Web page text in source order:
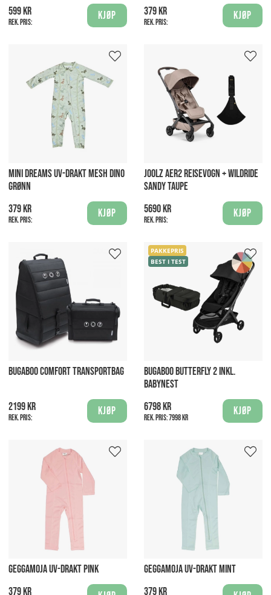
599 kr
Rek. pris:
Kjøp
379 kr
Rek. pris:
Kjøp
MINI DREAMS UV-DRAKT MESH DINO
GRØNN
379 kr
Rek. pris:
Kjøp
JOOLZ AER2 REISEVOGN + WILDRIDE
SANDY TAUPE
5690 kr
Rek. pris:
Kjøp
BUGABOO COMFORT TRANSPORTBAG
2199 kr
Rek. pris:
Kjøp
PAKKEPRIS
BEST I TEST
BUGABOO BUTTERFLY 2 INKL.
BABYNEST
6798 kr
Rek. pris:7998 kr
Kjøp
GEGGAMOJA UV-DRAKT PINK
379 kr
GEGGAMOJA UV-DRAKT MINT
379 kr